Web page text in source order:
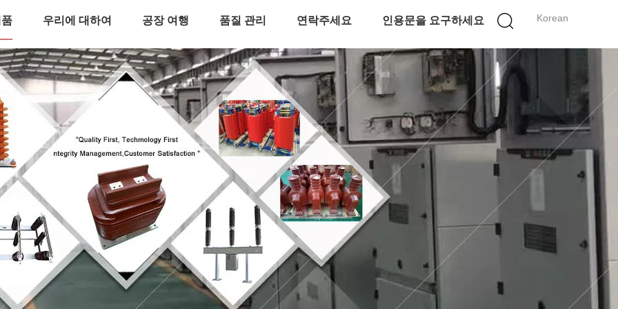
Korean
우리에 대하여 공장 여행 품질 관리 연락주세요 인용문을 요구하세요